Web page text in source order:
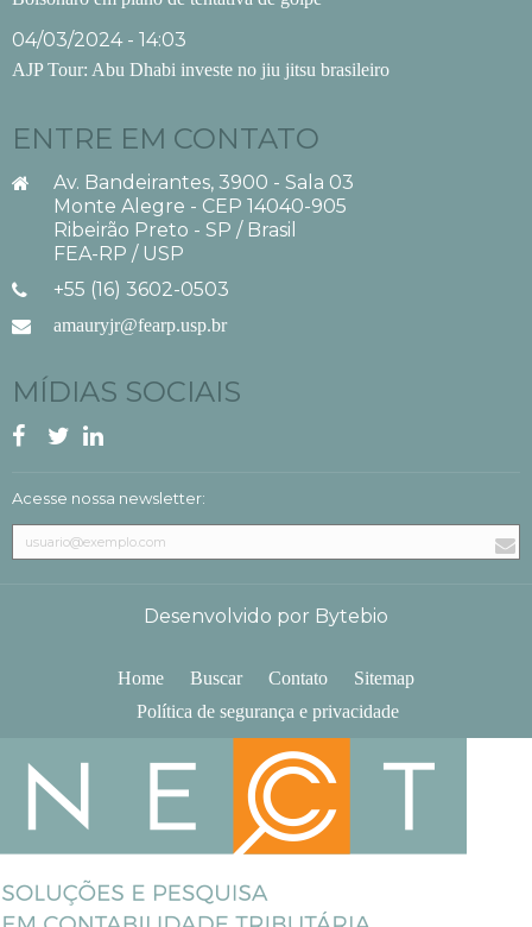
04/03/2024 - 14:03
AJP Tour: Abu Dhabi investe no jiu jitsu brasileiro
ENTRE EM CONTATO
Av. Bandeirantes, 3900 - Sala 03
Monte Alegre - CEP 14040-905
Ribeirão Preto - SP / Brasil
FEA-RP / USP
+55 (16) 3602-0503
amauryjr@fearp.usp.br
MÍDIAS SOCIAIS
Acesse nossa newsletter:
Desenvolvido por Bytebio
Home Buscar Contato
Sitemap
Política de segurança e privacidade